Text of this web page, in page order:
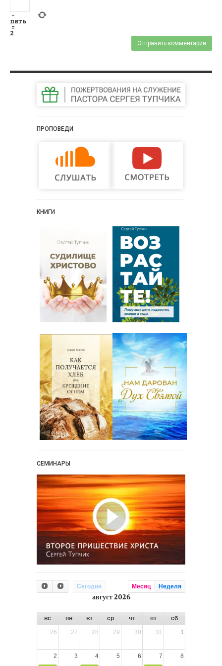
−
пять
=
2
ПРОПОВЕДИ
КНИГИ
СЕМИНАРЫ
Сегодня Месяц Неделя
август 2026
вс пн вт ср чт пт
сб
26
27 28 29 30 31 1
2 3 4 5 6 7
8